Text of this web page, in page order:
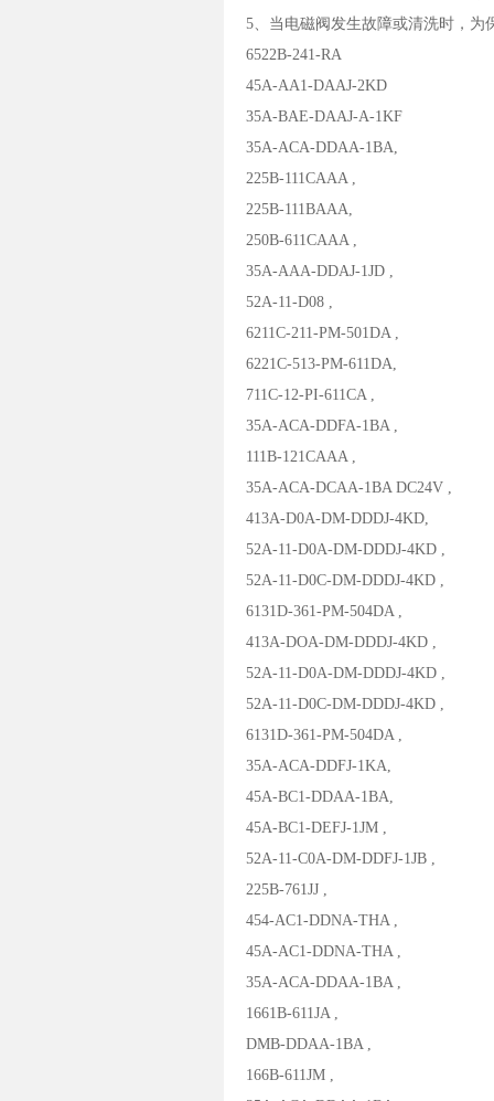
5、当电磁阀发生故障或清洗时，为
6522B-241-RA
45A-AA1-DAAJ-2KD
35A-BAE-DAAJ-A-1KF
35A-ACA-DDAA-1BA,
225B-111CAAA ,
225B-111BAAA,
250B-611CAAA ,
35A-AAA-DDAJ-1JD ,
52A-11-D08 ,
6211C-211-PM-501DA ,
6221C-513-PM-611DA,
711C-12-PI-611CA ,
35A-ACA-DDFA-1BA ,
111B-121CAAA ,
35A-ACA-DCAA-1BA DC24V ,
413A-D0A-DM-DDDJ-4KD,
52A-11-D0A-DM-DDDJ-4KD ,
52A-11-D0C-DM-DDDJ-4KD ,
6131D-361-PM-504DA ,
413A-DOA-DM-DDDJ-4KD ,
52A-11-D0A-DM-DDDJ-4KD ,
52A-11-D0C-DM-DDDJ-4KD ,
6131D-361-PM-504DA ,
35A-ACA-DDFJ-1KA,
45A-BC1-DDAA-1BA,
45A-BC1-DEFJ-1JM ,
52A-11-C0A-DM-DDFJ-1JB ,
225B-761JJ ,
454-AC1-DDNA-THA ,
45A-AC1-DDNA-THA ,
35A-ACA-DDAA-1BA ,
1661B-611JA ,
DMB-DDAA-1BA ,
166B-611JM ,